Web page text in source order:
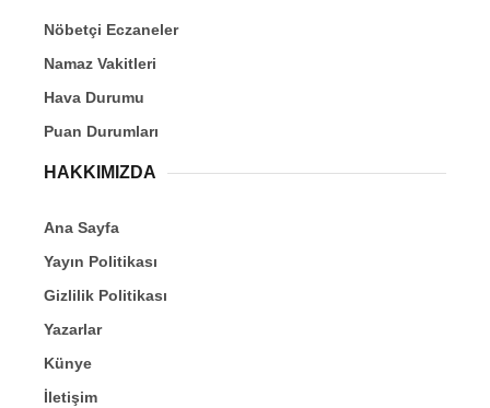
Nöbetçi Eczaneler
Namaz Vakitleri
Hava Durumu
Puan Durumları
HAKKIMIZDA
Ana Sayfa
Yayın Politikası
Gizlilik Politikası
Yazarlar
Künye
İletişim